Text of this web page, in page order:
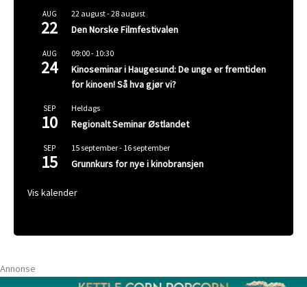
AUG
22
22 august-28 august
Den Norske Filmfestivalen
AUG
24
09:00- 10:30
Kinoseminar i Haugesund: De unge er fremtiden
for kinoen! Så hva gjør vi?
SEP
10
Heldags
Regionalt Seminar Østlandet
SEP
15
15 september- 16 september
Grunnkurs for nye i kinobransjen
Vis kalender
Annonse